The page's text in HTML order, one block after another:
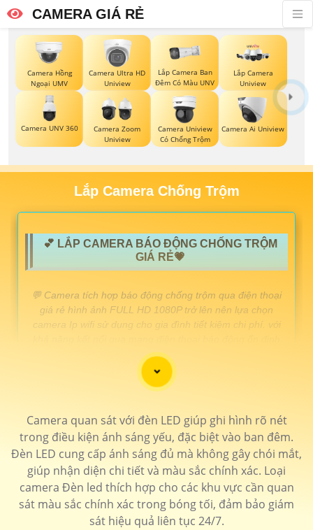
CAMERA GIÁ RẺ
Camera Hồng
Ngoại UMV
Camera Ultra HD
Uniview
Lắp Camera Ban
Đêm Có Màu UNV
Lắp Camera
Uniview
Camera UNV 360
Camera Zoom
Uniview
Camera Uniview
Có Chống Trộm
Camera Ai Uniview
Lắp Camera Chống Trộm
💕 LẮP CAMERA BÁO ĐỘNG CHỐNG TRỘM
GIÁ RẺ💗
️💬 Camera tích hợp báo động chống trộm qua điện thoại
giá rẻ hình ảnh FULL HD 1080P trở lên nên lựa chọn
camera Ip wifi sử dụng cho gia đình tiết kiệm chi phí. với
🛒
GIÁ THÔNG SỐ
Camera Chống trộm wifi
PC-A42P-D-V2
1.300.000 VNĐ - 1.600.000 VNĐ ▫ ️
Camera độ phân giải FULL HD đến 2k
báo động qua điện thoại Camera Imou
Camera wifi 360 ngoài
trời
📎 1.600.000 VNĐ - 3.500.000 VNĐ
Camera hình ảnh săt nét dễ dàng cài
đặt qua điện thoạiDH-IPC-
HFW1230DT-STW
Camera quan sát với đèn LED giúp ghi hình rõ nét
trong điều kiện ánh sáng yếu, đặc biệt vào ban đêm.
Đèn LED cung cấp ánh sáng đủ mà không gây chói mắt,
giúp nhận diện chi tiết và màu sắc chính xác. Loại
camera Đèn led thích hợp cho các khu vực cần quan
sát màu sắc chính xác trong bóng tối, đảm bảo giám
sát hiệu quả liên tục 24/7.